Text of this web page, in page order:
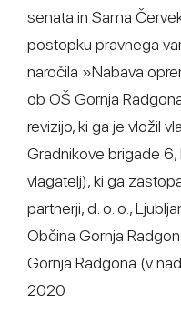
senata in Sama
postopku pravnega
naročila »Nabava
ob OŠ Gornja
revizijo, ki ga je vložil
Gradnikove brigade 6,
vlagatelj), ki ga
partnerji, d. o. o.,
Občina Gornja
Gornja Radgona (v
2020